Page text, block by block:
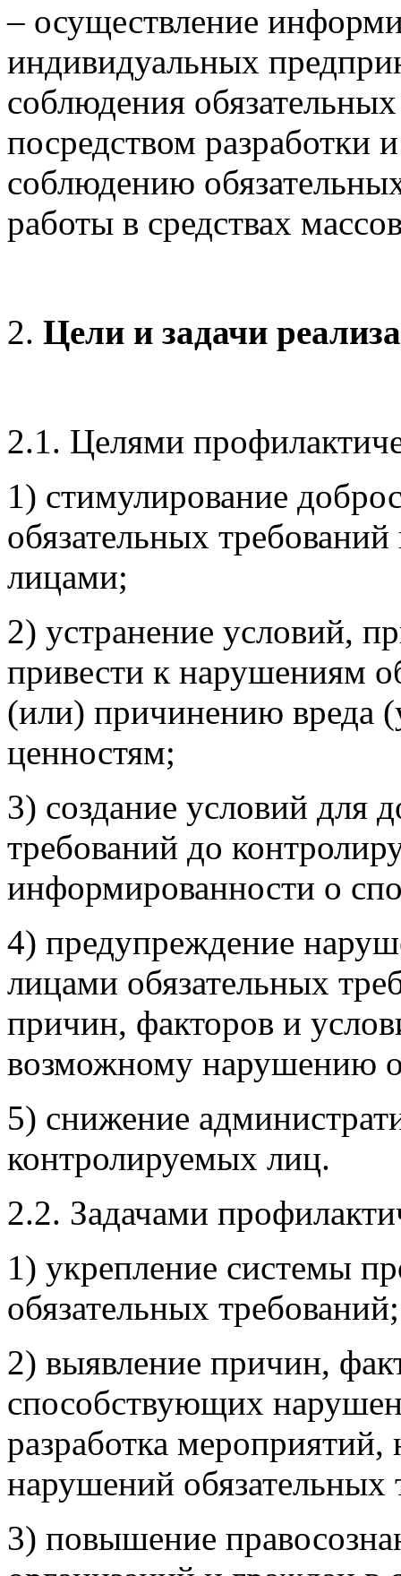
– осуществление
индивидуальных
соблюдения
посредством разработки
соблюдению
работы в средствах
Цели и задачи
2.1. Целями
1) стимулирование
обязательных
лицами;
2) устранение условий,
привести к нарушениям
(или) причинению вреда
ценностям;
3) создание условий для
требований до
информированности о
4) предупреждение
лицами обязательных
причин, факторов и
возможному нарушению
5) снижение
контролируемых лиц.
2.2. Задачами
1) укрепление системы
обязательных требований;
2) выявление причин,
способствующих
разработка
нарушений обязательных
3) повышение